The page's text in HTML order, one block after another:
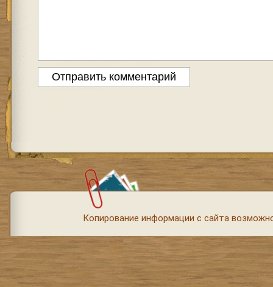
Копирование информации с сайта